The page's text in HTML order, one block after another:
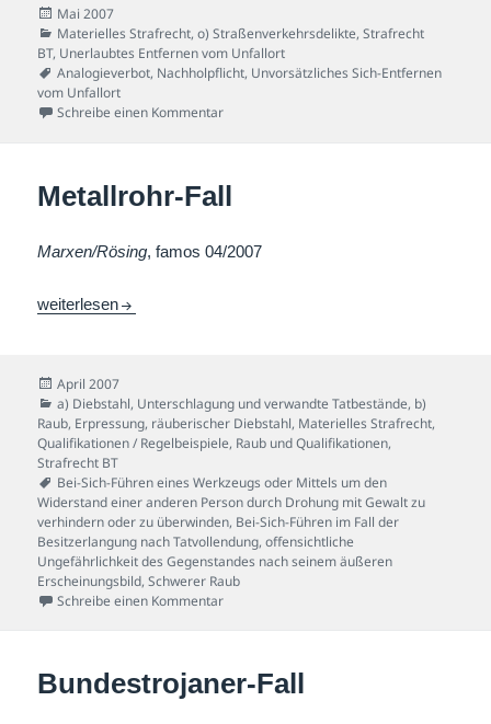
Veröffentlicht
am
Mai 2007
Kategorien
Materielles Strafrecht,o) Straßenverkehrsdelikte,Strafrecht
BT, Unerlaubtes Entfernen vom Unfallort
Schlagwörter
Analogieverbot, Nachholpflicht, Unvorsätzliches Sich-Entfernen
vom Unfallort
Schreibe einen Kommentarzu Rollsplit-Fall
Metallrohr-Fall
Marxen/Rösing, famos 04/2007
Metallrohr-Fall
weiterlesen
Veröffentlicht
am
April 2007
Kategorien
a) Diebstahl, Unterschlagung und verwandte Tatbestände, b)
Raub, Erpressung, räuberischer Diebstahl, Materielles Strafrecht,
Qualifikationen / Regelbeispiele, Raub und Qualifikationen,
Strafrecht BT
Schlagwörter
Bei-Sich-Führen eines Werkzeugs oder Mittels um den
Widerstand einer anderen Person durch Drohung mit Gewalt zu
verhindern oder zu überwinden, Bei-Sich-Führen im Fall der
Besitzerlangung nach Tatvollendung,offensichtliche
Ungefährlichkeit des Gegenstandes nach seinem äußeren
Erscheinungsbild,Schwerer Raub
Schreibe einen Kommentarzu Metallrohr-Fall
Bundestrojaner-Fall